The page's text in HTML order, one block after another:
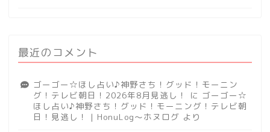
最近のコメント
ゴーゴー☆ほし占い♪神野さち！グッド！モーニン
グ！テレビ朝日！2026年8月見逃し！
に ゴーゴー☆
ほし占い♪神野さち！グッド！モーニング！テレビ朝
日！見逃し！ | HonuLog～ホヌログ より